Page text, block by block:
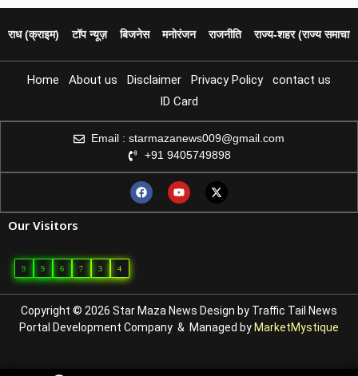
(क्राइम) टॉप न्यूज़ बिजनेस मनोरंजन राजनीति राज्य‑शहर (राज्य समाचार)
Home About us Disclaimer Privacy Policy
contact us
ID Card
Email : starmazanews009@gmail.com
+91 9405749898
Our Visitors
9 9 6 7 3 4
Copyright © 2026 Star Maza News Design by Traffic Tail News
Portal Development Company & Managed by MarketMystique